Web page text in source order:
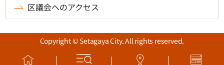
区議会へのアクセス
Copyright © Setagaya City. All rights reserved.